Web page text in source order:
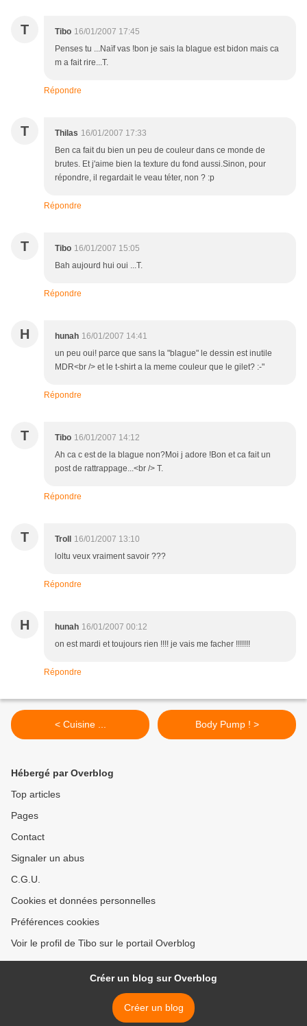
T Tibo 16/01/2007 17:45
Penses tu ...Naïf vas !bon je sais la blague est bidon mais ca
m a fait rire...T.
Répondre
T Thilas 16/01/2007 17:33
Ben ca fait du bien un peu de couleur dans ce monde de
brutes. Et j'aime bien la texture du fond aussi.Sinon, pour
répondre, il regardait le veau téter, non ? :p
Répondre
T Tibo 16/01/2007 15:05
Bah aujourd hui oui ...T.
Répondre
H hunah 16/01/2007 14:41
un peu oui! parce que sans la "blague" le dessin est inutile
MDR<br /> et le t-shirt a la meme couleur que le gilet? :-"
Répondre
T Tibo 16/01/2007 14:12
Ah ca c est de la blague non?Moi j adore !Bon et ca fait un
post de rattrappage...<br /> T.
Répondre
T Troll
16/01/2007 13:10
loltu veux vraiment savoir ???
Répondre
H hunah 16/01/2007 00:12
on est mardi et toujours rien !!!! je vais me facher !!!!!!!
Répondre
< Cuisine ... Body Pump ! >
Hébergé par Overblog
Top articles
Pages
Contact
Signaler un abus
C.G.U.
Cookies et données personnelles
Préférences cookies
Voir le profil de Tibo sur le portail Overblog
Créer un blog sur Overblog
Créer un blog